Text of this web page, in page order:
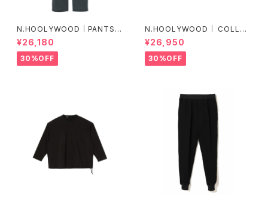
N.HOOLYWOOD｜PANTS｜
2251-PT23-005 peg
¥26,180
30%OFF
N.HOOLYWOOD｜ COLLAR
LESS BLOUSON｜2251-BL0
9-005
¥26,950
30%OFF